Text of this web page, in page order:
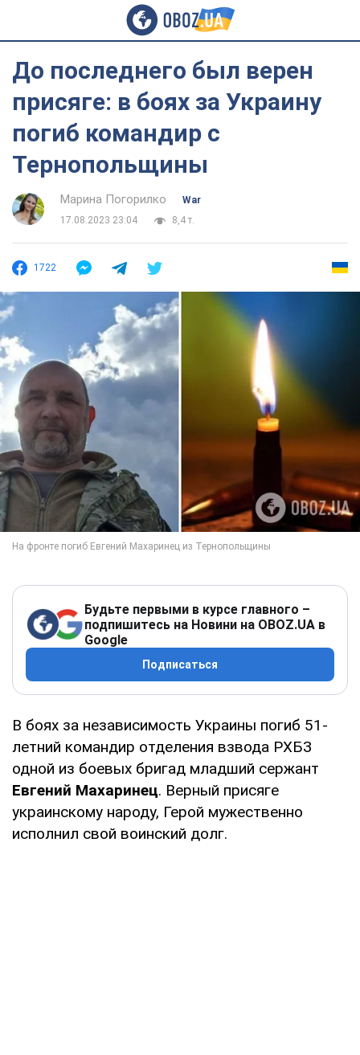
До последнего был верен
присяге: в боях за Украину
погиб командир с
Тернопольщины
Марина Погорилко
War
17.08.2023 23:04
8,4 т.
1722
Будьте первыми в курсе главного –
подпишитесь на Новини на OBOZ.UA в
Google
Подписаться
В боях за независимость Украины погиб 51-
летний командир отделения взвода РХБЗ
одной из боевых бригад младший сержант
Евгений Махаринец. Верный присяге
украинскому народу, Герой мужественно
исполнил свой воинский долг.